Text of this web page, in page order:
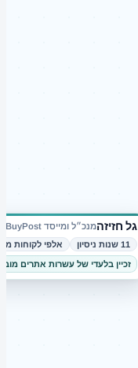
גל חזיזהמנכ״ל ומייסד BuyPost
11 שנות ניסיון
אלפי לקוחות
זכיין בלעדי של עשרות אתרים